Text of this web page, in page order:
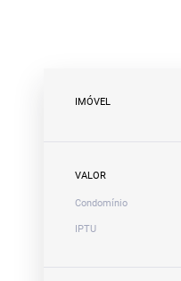
IMÓVEL
VALOR
Condomínio
IPTU